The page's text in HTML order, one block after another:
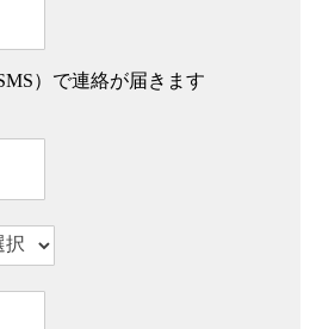
）で連絡が届きます